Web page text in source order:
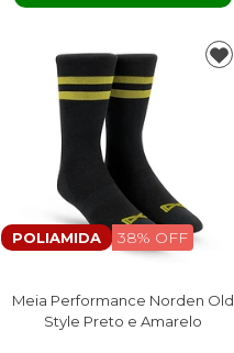
POLIAMIDA 38% OFF
Meia Performance Norden Old
Style Preto e Amarelo